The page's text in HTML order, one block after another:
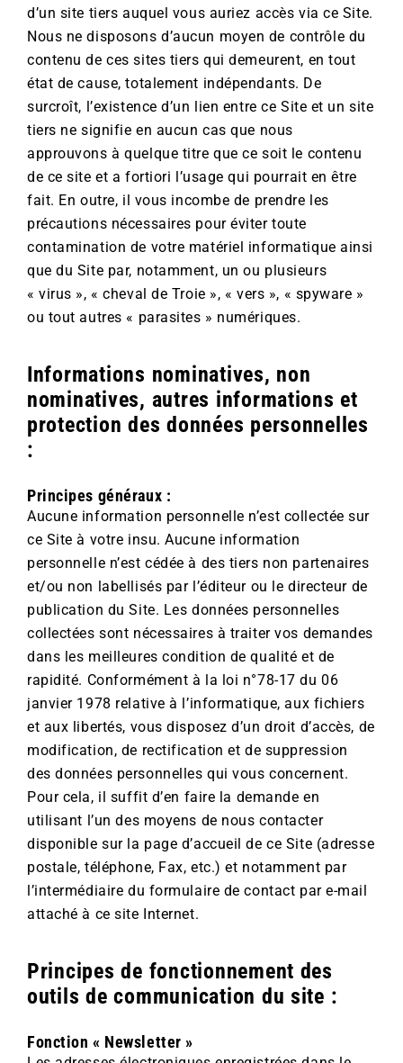
d’un site tiers auquel vous auriez accès via ce Site.
Nous ne disposons d’aucun moyen de contrôle du
contenu de ces sites tiers qui demeurent, en tout
état de cause, totalement indépendants. De
surcroît, l’existence d’un lien entre ce Site et un site
tiers ne signifie en aucun cas que nous
approuvons à quelque titre que ce soit le contenu
de ce site et a fortiori l’usage qui pourrait en être
fait. En outre, il vous incombe de prendre les
précautions nécessaires pour éviter toute
contamination de votre matériel informatique ainsi
que du Site par, notamment, un ou plusieurs
« virus », « cheval de Troie », « vers », « spyware »
ou tout autres « parasites » numériques.
Informations nominatives, non
nominatives, autres informations et
protection des données personnelles
:
Principes généraux :
Aucune information personnelle n’est collectée sur
ce Site à votre insu. Aucune information
personnelle n’est cédée à des tiers non partenaires
et/ou non labellisés par l’éditeur ou le directeur de
publication du Site. Les données personnelles
collectées sont nécessaires à traiter vos demandes
dans les meilleures condition de qualité et de
rapidité. Conformément à la loi n°78-17 du 06
janvier 1978 relative à l’informatique, aux fichiers
et aux libertés, vous disposez d’un droit d’accès, de
modification, de rectification et de suppression
des données personnelles qui vous concernent.
Pour cela, il suffit d’en faire la demande en
utilisant l’un des moyens de nous contacter
disponible sur la page d’accueil de ce Site (adresse
postale, téléphone, Fax, etc.) et notamment par
l’intermédiaire du formulaire de contact par e-mail
attaché à ce site Internet.
Principes de fonctionnement des
outils de communication du site :
Fonction « Newsletter »